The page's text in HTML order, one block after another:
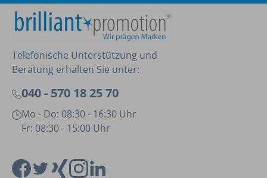
Telefonische Unterstützung und
Beratung erhalten Sie unter:
040 - 570 18 25 70
Mo - Do: 08:30 - 16:30 Uhr
Fr: 08:30 - 15:00 Uhr